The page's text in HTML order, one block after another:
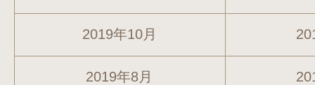
2019年10月
2019年8月